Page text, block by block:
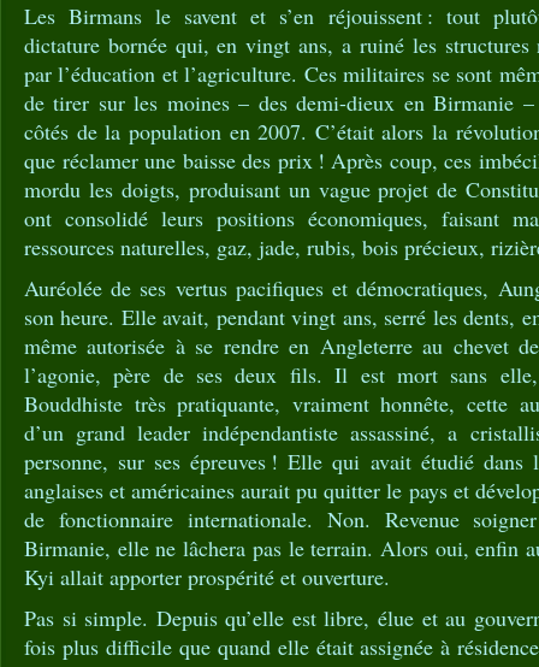
Les Birmans le savent et s’en réjouissent : tout
dictature bornée qui, en vingt ans, a ruiné les structures
par l’éducation et l’agriculture. Ces militaires se sont
de tirer sur les moines – des demi-dieux en Birmanie –
côtés de la population en 2007. C’était alors la
que réclamer une baisse des prix ! Après coup, ces
mordu les doigts, produisant un vague projet de
ont consolidé leurs positions économiques, faisant
ressources naturelles, gaz, jade, rubis, bois précieux,
Auréolée de ses vertus pacifiques et démocratiques,
son heure. Elle avait, pendant vingt ans, serré les dents,
même autorisée à se rendre en Angleterre au chevet
l’agonie, père de ses deux fils. Il est mort sans
Bouddhiste très pratiquante, vraiment honnête, cette
d’un grand leader indépendantiste assassiné, a
personne, sur ses épreuves ! Elle qui avait étudié dans
anglaises et américaines aurait pu quitter le pays et
de fonctionnaire internationale. Non. Revenue
Birmanie, elle ne lâchera pas le terrain. Alors oui, enfin
Kyi allait apporter prospérité et ouverture.
Pas si simple. Depuis qu’elle est libre, élue et au
fois plus difficile que quand elle était assignée à